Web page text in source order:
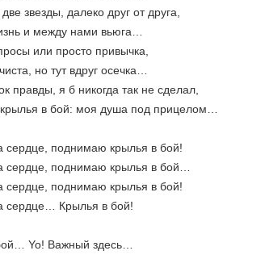
звезды, далеко друг от друга,
и между нами вьюга…
или просто привычка,
но тут вдруг осечка…
правды, я б никогда так не сделал,
в бой: моя душа под прицелом…
сердце, поднимаю крылья в бой!
сердце, поднимаю крылья в бой…
сердце, поднимаю крылья в бой!
сердце… Крылья в бой!
Yo! Важный здесь…